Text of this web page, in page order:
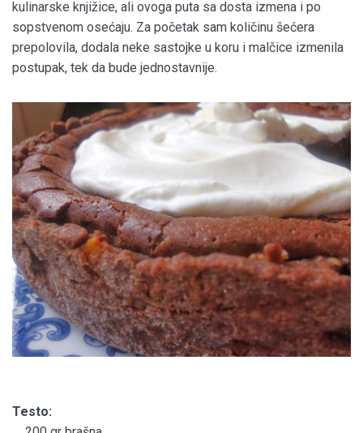
kulinarske knjižice, ali ovoga puta sa dosta izmena i po
sopstvenom osećaju. Za početak sam količinu šećera
prepolovila, dodala neke sastojke u koru i malčice izmenila
postupak, tek da bude jednostavnije.
Testo: